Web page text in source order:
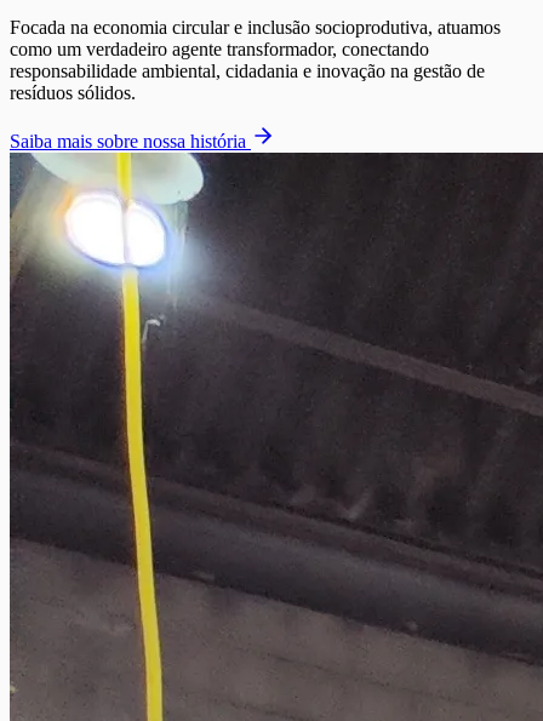
Focada na economia circular e inclusão socioprodutiva, atuamos
como um verdadeiro agente transformador, conectando
responsabilidade ambiental, cidadania e inovação na gestão de
resíduos sólidos.
Saiba mais sobre nossa história